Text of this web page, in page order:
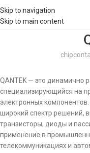
Skip to navigation
Skip to main content
QANTEK — это динамично
специализирующийся на
электронных
широкий спектр решений,
транзисторы, диоды и
применение в
телекоммуникациях и